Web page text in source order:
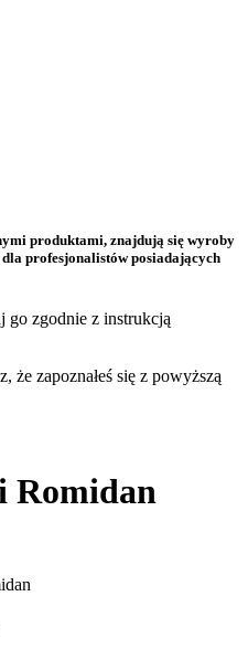
produktami, znajdują się wyroby
profesjonalistów posiadających
go zgodnie z instrukcją
zapoznałeś się z powyższą
Romidan